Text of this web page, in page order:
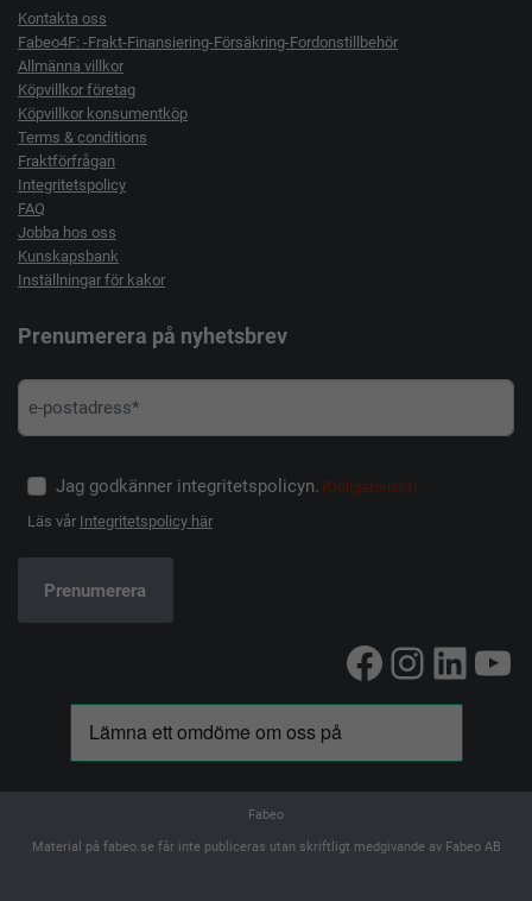
Kontakta oss
Fabeo4F: -Frakt-Finansiering-Försäkring-Fordonstillbehör
Allmänna villkor
Köpvillkor företag
Köpvillkor konsumentköp
Terms & conditions
Fraktförfrågan
Integritetspolicy
FAQ
Jobba hos oss
Kunskapsbank
Inställningar för kakor
Prenumerera på nyhetsbrev
Jag godkänner integritetspolicyn. (Obligatoriskt)
Läs vår Integritetspolicy här
Facebook
Fabeo
Material på fabeo.se får inte publiceras utan skriftligt medgivande av Fabeo AB